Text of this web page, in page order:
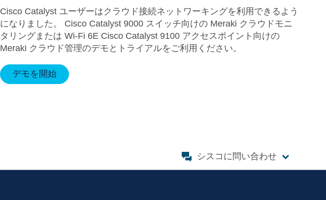
Cisco Catalyst ユーザーはクラウド接続ネットワーキングを利用できるよう
になりました。 Cisco Catalyst 9000 スイッチ向けの Meraki クラウドモニ
タリングまたは Wi-Fi 6E Cisco Catalyst 9100 アクセスポイント向けの
Meraki クラウド管理のデモとトライアルをご利用ください。
デモを開始
シスコに問い合わせ